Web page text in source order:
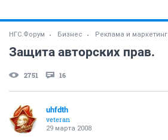
НГС.Форум Бизнес Реклама и маркетинг
Защита авторских прав.
2751 16
uhfdth
veteran
29 марта 2008